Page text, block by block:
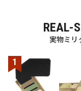
REAL-
実物ミリ